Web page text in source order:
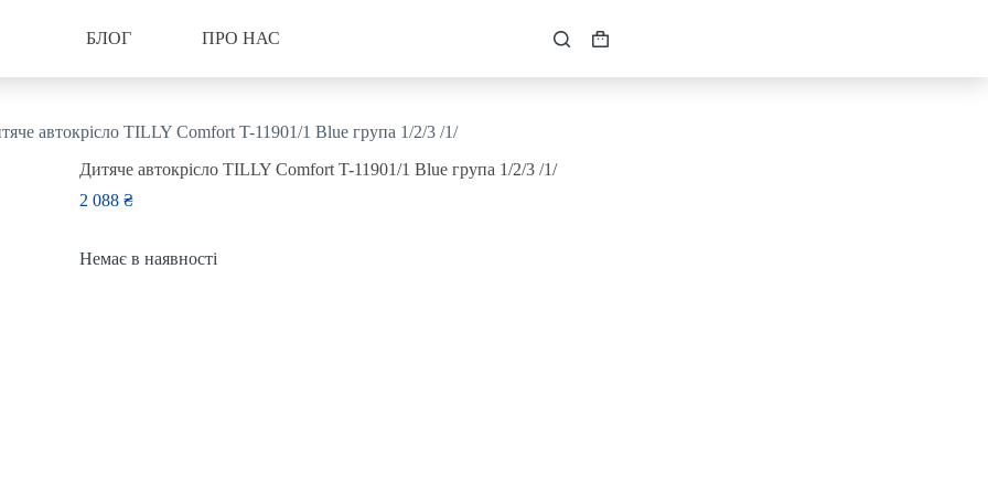
БЛОГ ПРО НАС Кошик
автокрісло TILLY Comfort T-11901/1 Blue група 1/2/3 /1/
Дитяче автокрісло TILLY Comfort T-11901/1 Blue група 1/2/3 /1/
2 088 ₴
Немає в наявності